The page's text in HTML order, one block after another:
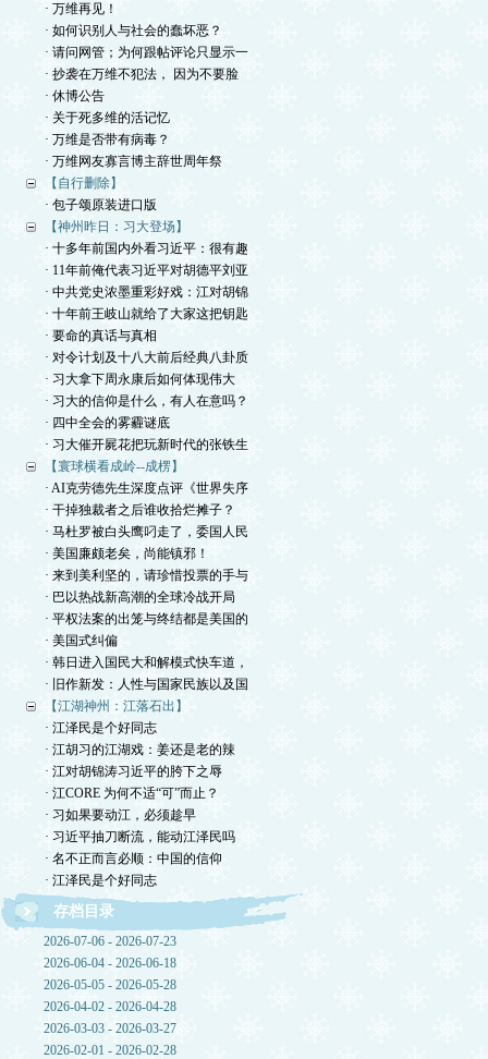
· 万维再见！
· 如何识别人与社会的蠢坏恶？
· 请问网管；为何跟帖评论只显示一
· 抄袭在万维不犯法， 因为不要脸
· 休博公告
· 关于死多维的活记忆
· 万维是否带有病毒？
· 万维网友寡言博主辞世周年祭
【自行删除】
· 包子颂原装进口版
【神州昨日：习大登场】
· 十多年前国内外看习近平：很有趣
· 11年前俺代表习近平对胡德平刘亚
· 中共党史浓墨重彩好戏：江对胡锦
· 十年前王岐山就给了大家这把钥匙
· 要命的真话与真相
· 对令计划及十八大前后经典八卦质
· 习大拿下周永康后如何体现伟大
· 习大的信仰是什么，有人在意吗？
· 四中全会的雾霾谜底
· 习大催开屍花把玩新时代的张铁生
【寰球横看成岭--成楞】
· AI克劳德先生深度点评《世界失序
· 干掉独裁者之后谁收拾烂摊子？
· 马杜罗被白头鹰叼走了，委国人民
· 美国廉颇老矣，尚能镇邪！
· 来到美利坚的，请珍惜投票的手与
· 巴以热战新高潮的全球冷战开局
· 平权法案的出笼与终结都是美国的
· 美国式纠偏
· 韩日进入国民大和解模式快车道，
· 旧作新发：人性与国家民族以及国
【江湖神州：江落石出】
· 江泽民是个好同志
· 江胡习的江湖戏：姜还是老的辣
· 江对胡锦涛习近平的胯下之辱
· 江CORE 为何不适“可”而止？
· 习如果要动江，必须趁早
· 习近平抽刀断流，能动江泽民吗
· 名不正而言必顺：中国的信仰
· 江泽民是个好同志
存档目录
2026-07-06 - 2026-07-23
2026-06-04 - 2026-06-18
2026-05-05 - 2026-05-28
2026-04-02 - 2026-04-28
2026-03-03 - 2026-03-27
2026-02-01 - 2026-02-28